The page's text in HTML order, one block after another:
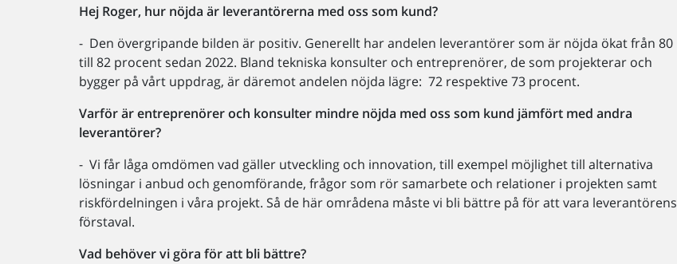
Hej Roger, hur nöjda är leverantörerna med oss som kund?
- Den övergripande bilden är positiv. Generellt har andelen leverantörer som är nöjda ökat från 80
till 82 procent sedan 2022. Bland tekniska konsulter och entreprenörer, de som projekterar och
bygger på vårt uppdrag, är däremot andelen nöjda lägre: 72 respektive 73 procent.
Varför är entreprenörer och konsulter mindre nöjda med oss som kund jämfört med andra
leverantörer?
- Vi får låga omdömen vad gäller utveckling och innovation, till exempel möjlighet till alternativa
lösningar i anbud och genomförande, frågor som rör samarbete och relationer i projekten samt
riskfördelningen i våra projekt. Så de här områdena måste vi bli bättre på för att vara leverantörens
förstaval.
Vad behöver vi göra för att bli bättre?